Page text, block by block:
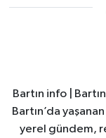
Bartın info |
Bartın’da
yerel gündem,